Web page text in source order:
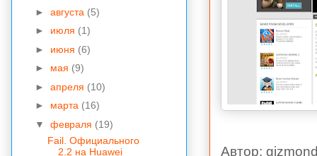
Автор:
► августа (5)
► июля (1)
► июня (6)
► мая (9)
► апреля (10)
► марта (16)
▼ февраля (19)
Fail. Официального
2.2 на Huawei